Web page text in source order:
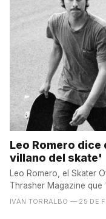
Leo Romero dice
villano del skate'
Leo Romero, el Skater
Thrasher Magazine que
IVÁN TORRALBO — 25 DE